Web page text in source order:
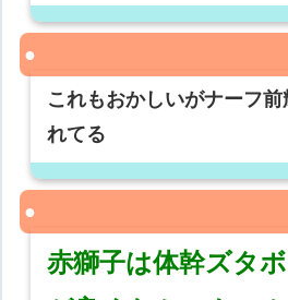
これもおかしいがナーフ
れてる
赤獅子は体幹ズタ